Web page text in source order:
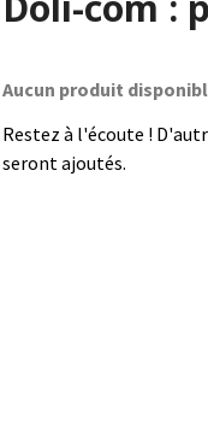
Aucun produit
Restez à l'écoute !
seront ajoutés.